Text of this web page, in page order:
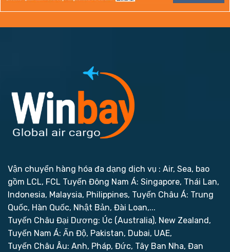
Vận chuyển hàng hóa đa dạng dịch vụ : Air, Sea, bao
gồm LCL, FCL Tuyến Đông Nam Á: Singapore, Thái Lan,
Indonesia, Malaysia, Philippines, Tuyến Châu Á: Trung
Quốc, Hàn Quốc, Nhật Bản, Đài Loan,...
Tuyến Châu Đại Dương: Úc (Australia), New Zealand,
Tuyến Nam Á: Ấn Độ, Pakistan, Dubai, UAE,
Tuyến Châu Âu: Anh, Pháp, Đức, Tây Ban Nha, Đan